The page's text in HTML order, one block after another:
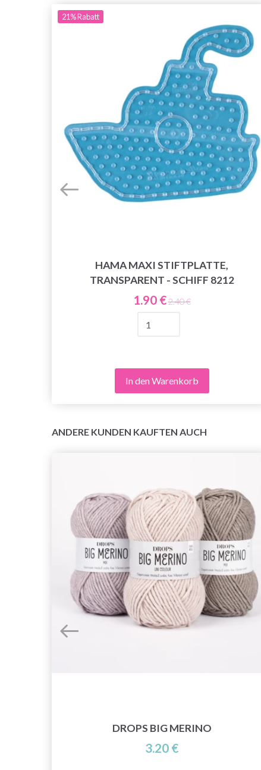
21%Rabatt
HAMA MAXI STIFTPLATTE,
TRANSPARENT - SCHIFF 8212
1.90 €2.40 €
In den Warenkorb
ANDERE KUNDEN KAUFTEN AUCH
DROPS BIG MERINO
3.20 €